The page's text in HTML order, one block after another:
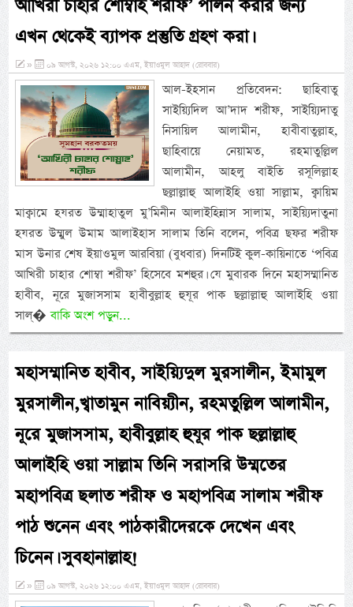
আখিরী চাহার শোম্বাহ শরীফ’ পালন করার জন্য
এখন থেকেই ব্যাপক প্রস্তুতি গ্রহণ করা।
» ০৯ আগস্ট, ২০২৬ ১২:০০ এএম, ইয়াওমুল আহাদ (রোববার)
আল-ইহসান প্রতিবেদন: ছাহিবাতু
সাইয়্যিদিল আ’দাদ শরীফ, সাইয়্যিদাতু
নিসায়িল আলামীন, হাবীবাতুল্লাহ,
ছাহিবায়ে নেয়ামত, রহমাতুল্লিল
আলামীন, আহলু বাইতি রসূলিল্লাহ
ছল্লাল্লাহু আলাইহি ওয়া সাল্লাম, ক্বায়িম
মাক্বামে হযরত উম্মাহাতুল মু’মিনীন আলাইহিন্নাস সালাম, সাইয়্যিদাতুনা
হযরত উম্মুল উমাম আলাইহাস সালাম তিনি বলেন, পবিত্র ছফর শরীফ
মাস উনার শেষ ইয়াওমুল আরবিয়া (বুধবার) দিনটিই কুল-কায়িনাতে ‘পবিত্র
আখিরী চাহার শোম্বা শরীফ’ হিসেবে মশহুর। যে মুবারক দিনে মহাসম্মানিত
হাবীব, নূরে মুজাসসাম হাবীবুল্লাহ হুযূর পাক ছল্লাল্লাহু আলাইহি ওয়া
সাল্�বাকি অংশ পড়ুন...
মহাসম্মানিত হাবীব, সাইয়্যিদুল মুরসালীন, ইমামুল
মুরসালীন,খ্বাতামুন নাবিয়্যীন, রহমতুল্লিল আলামীন,
নূরে মুজাসসাম, হাবীবুল্লাহ হুযূর পাক ছল্লাল্লাহু
আলাইহি ওয়া সাল্লাম তিনি সরাসরি উম্মতের
মহাপবিত্র ছলাত শরীফ ও মহাপবিত্র সালাম শরীফ
পাঠ শুনেন এবং পাঠকারীদেরকে দেখেন এবং
চিনেন। সুবহানাল্লাহ!
» ০৯ আগস্ট, ২০২৬ ১২:০০ এএম, ইয়াওমুল আহাদ (রোববার)